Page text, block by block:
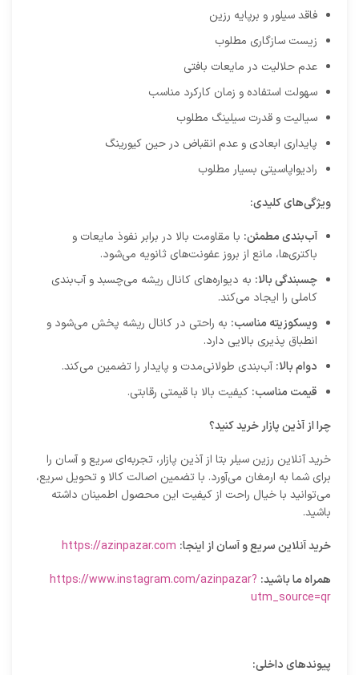
فاقد سیلور و برپایه رزین
زیست سازگاری مطلوب
عدم حلالیت در مایعات بافتی
سهولت استفاده و زمان کارکرد مناسب
سیالیت و قدرت سیلینگ مطلوب
پایداری ابعادی و عدم انقباض در حین کیورینگ
رادیواپاسیتی بسیار مطلوب
ویژگی‌های کلیدی:
آب‌بندی مطمئن: با مقاومت بالا در برابر نفوذ مایعات و
باکتری‌ها، مانع از بروز عفونت‌های ثانویه می‌شود.
چسبندگی بالا: به دیواره‌های کانال ریشه می‌چسبد و آب‌بندی
کاملی را ایجاد می‌کند.
ویسکوزیته مناسب: به راحتی در کانال ریشه پخش می‌شود و
انطباق پذیری بالایی دارد.
دوام بالا: آب‌بندی طولانی‌مدت و پایدار را تضمین می‌کند.
قیمت مناسب: کیفیت بالا با قیمتی رقابتی.
چرا از آذین پازار خرید کنید؟
خرید آنلاین رزین سیلر بتا از آذین پازار، تجربه‌ای سریع و آسان را
برای شما به ارمغان می‌آورد. با تضمین اصالت کالا و تحویل سریع،
می‌توانید با خیال راحت از کیفیت این محصول اطمینان داشته
باشید.
خرید آنلاین سریع و آسان از اینجا: https://azinpazar.com
همراه ما باشید: https://www.instagram.com/azinpazar?
utm_source=qr
پیوندهای داخلی: